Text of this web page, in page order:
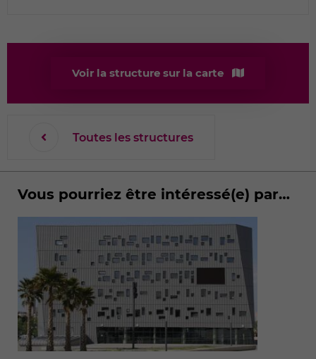
Voir la structure sur la carte
Toutes les structures
Vous pourriez être intéressé(e) par…